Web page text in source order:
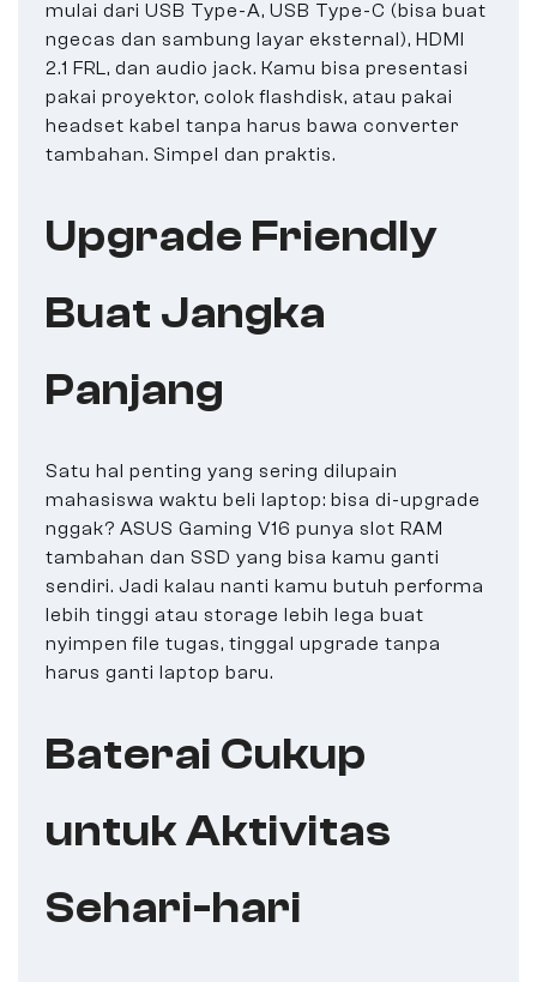
mulai dari USB Type-A, USB Type-C (bisa buat
ngecas dan sambung layar eksternal), HDMI
2.1 FRL, dan audio jack. Kamu bisa presentasi
pakai proyektor, colok flashdisk, atau pakai
headset kabel tanpa harus bawa converter
tambahan. Simpel dan praktis.
Upgrade Friendly
Buat Jangka
Panjang
Satu hal penting yang sering dilupain
mahasiswa waktu beli laptop: bisa di-upgrade
nggak? ASUS Gaming V16 punya slot RAM
tambahan dan SSD yang bisa kamu ganti
sendiri. Jadi kalau nanti kamu butuh performa
lebih tinggi atau storage lebih lega buat
nyimpen file tugas, tinggal upgrade tanpa
harus ganti laptop baru.
Baterai Cukup
untuk Aktivitas
Sehari-hari